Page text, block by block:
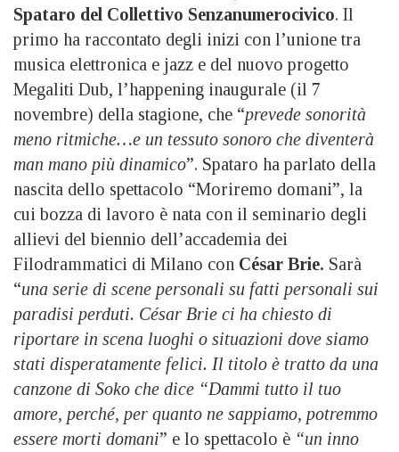
Spataro del Collettivo Senzanumerocivico. Il
primo ha raccontato degli inizi con l’unione tra
musica elettronica e jazz e del nuovo progetto
Megaliti Dub, l’happening inaugurale (il 7
novembre) della stagione, che “prevede sonorità
meno ritmiche…e un tessuto sonoro che diventerà
man mano più dinamico”. Spataro ha parlato della
nascita dello spettacolo “Moriremo domani”, la
cui bozza di lavoro è nata con il seminario degli
allievi del biennio dell’accademia dei
Filodrammatici di Milano con César Brie. Sarà
“una serie di scene personali su fatti personali sui
paradisi perduti. César Brie ci ha chiesto di
riportare in scena luoghi o situazioni dove siamo
stati disperatamente felici. Il titolo è tratto da una
canzone di Soko che dice “Dammi tutto il tuo
amore, perché, per quanto ne sappiamo, potremmo
essere morti domani” e lo spettacolo è “un inno